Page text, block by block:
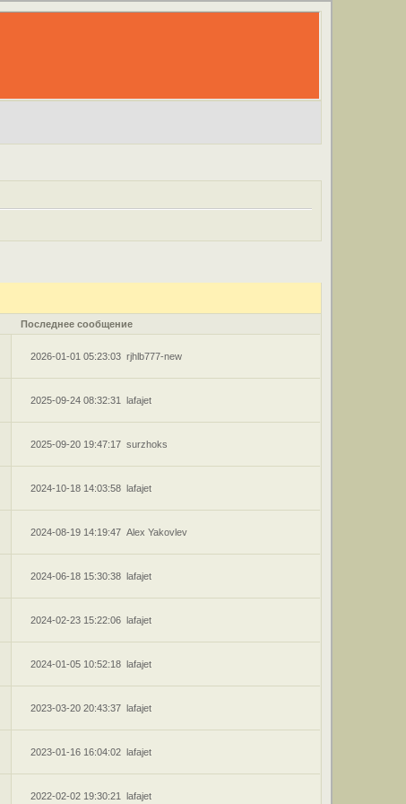
Последнее сообщение
2026-01-01 05:23:03 rjhlb777-new
2025-09-24 08:32:31 lafajet
2025-09-20 19:47:17 surzhoks
2024-10-18 14:03:58 lafajet
2024-08-19 14:19:47 Alex Yakovlev
2024-06-18 15:30:38 lafajet
2024-02-23 15:22:06 lafajet
2024-01-05 10:52:18 lafajet
2023-03-20 20:43:37 lafajet
2023-01-16 16:04:02 lafajet
2022-02-02 19:30:21 lafajet